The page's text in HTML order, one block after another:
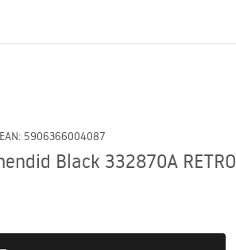
EAN: 5906366004087
Black 332870A RETRO